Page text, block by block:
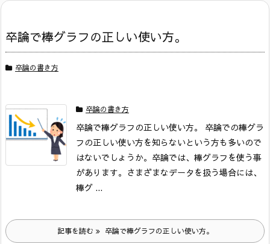
卒論で棒グラフの正しい使い方。
卒論の書き方
卒論の書き方
卒論で棒グラフの正しい使い方。
卒論での棒グラ
フの正しい使い方を知らないという方も多いので
はないでしょうか。 卒論では、棒グラフを使う事
があります。 さまざまなデータを扱う場合には、
棒グ ...
記事を読む 卒論で棒グラフの正しい使い方。